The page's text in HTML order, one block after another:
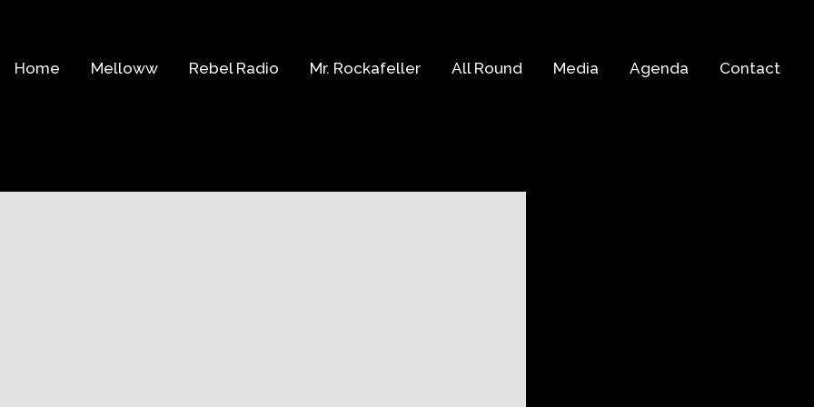
Home Melloww Rebel Radio Mr. Rockafeller All Round Media Agenda Contact